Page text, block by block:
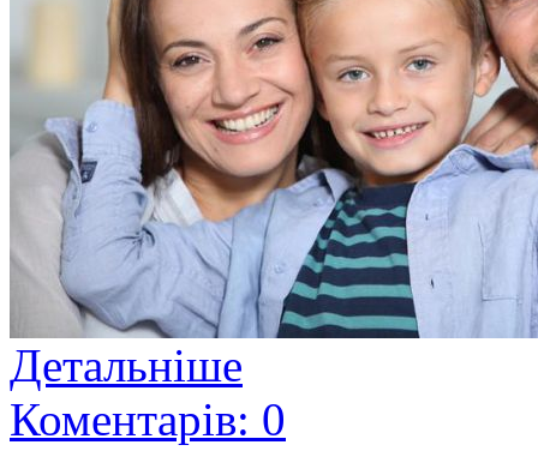
Детальніше
Коментарів: 0